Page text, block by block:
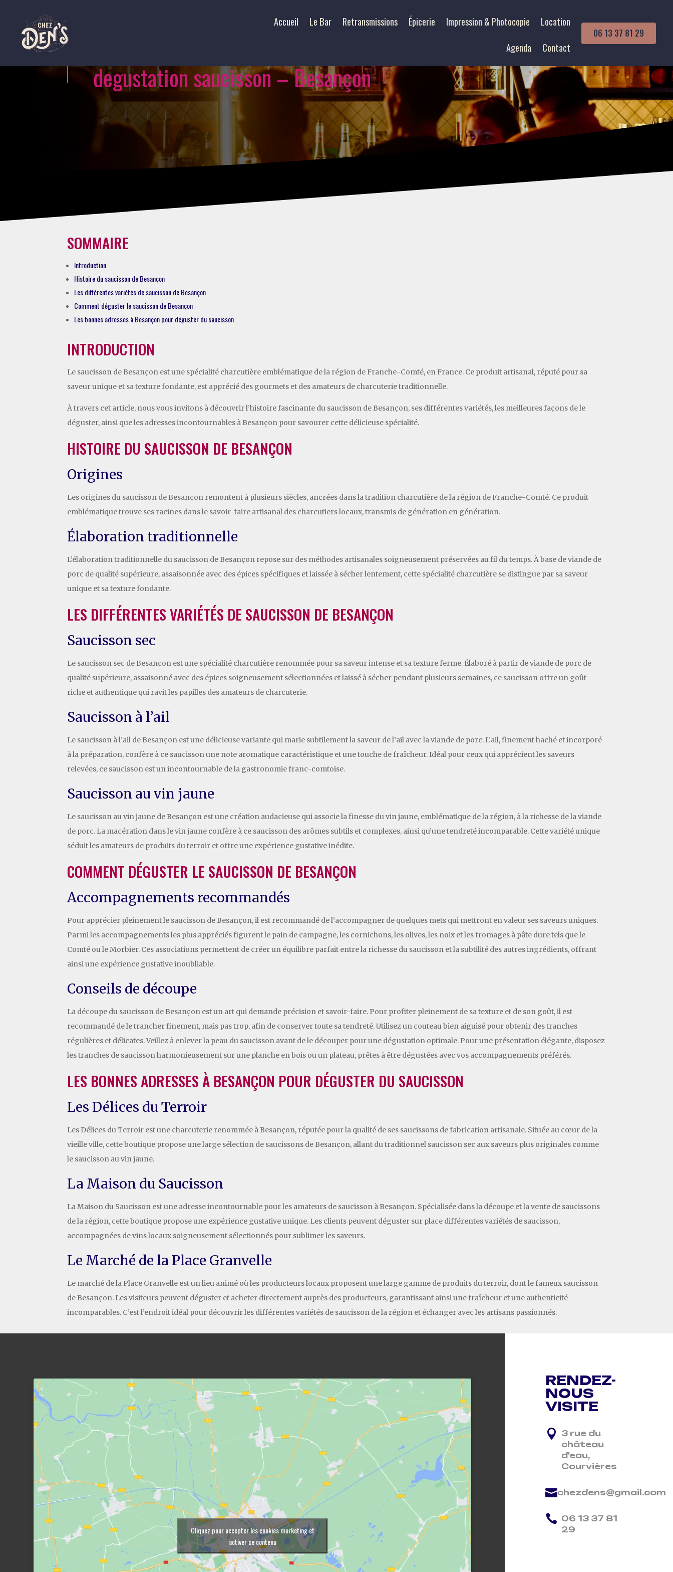
Accueil Le Bar Retransmissions Épicerie Impression & Photocopie
Location
Agenda
Contact
06 13 37 81 29
degustation saucisson – Besançon
SOMMAIRE
Introduction
Histoire du saucisson de Besançon
Les différentes variétés de saucisson de Besançon
Comment déguster le saucisson de Besançon
Les bonnes adresses à Besançon pour déguster du saucisson
INTRODUCTION
Le saucisson de Besançon est une spécialité charcutière emblématique de la région de Franche-Comté, en France. Ce produit artisanal, réputé pour sa
saveur unique et sa texture fondante, est apprécié des gourmets et des amateurs de charcuterie traditionnelle.
À travers cet article, nous vous invitons à découvrir l’histoire fascinante du saucisson de Besançon, ses différentes variétés, les meilleures façons de le
déguster, ainsi que les adresses incontournables à Besançon pour savourer cette délicieuse spécialité.
HISTOIRE DU SAUCISSON DE BESANÇON
Origines
Les origines du saucisson de Besançon remontent à plusieurs siècles, ancrées dans la tradition charcutière de la région de Franche-Comté. Ce produit
emblématique trouve ses racines dans le savoir-faire artisanal des charcutiers locaux, transmis de génération en génération.
Élaboration traditionnelle
L’élaboration traditionnelle du saucisson de Besançon repose sur des méthodes artisanales soigneusement préservées au fil du temps. À base de viande de
porc de qualité supérieure, assaisonnée avec des épices spécifiques et laissée à sécher lentement, cette spécialité charcutière se distingue par sa saveur
unique et sa texture fondante.
LES DIFFÉRENTES VARIÉTÉS DE SAUCISSON DE BESANÇON
Saucisson sec
Le saucisson sec de Besançon est une spécialité charcutière renommée pour sa saveur intense et sa texture ferme. Élaboré à partir de viande de porc de
qualité supérieure, assaisonné avec des épices soigneusement sélectionnées et laissé à sécher pendant plusieurs semaines, ce saucisson offre un goût
riche et authentique qui ravit les papilles des amateurs de charcuterie.
Saucisson à l’ail
Le saucisson à l’ail de Besançon est une délicieuse variante qui marie subtilement la saveur de l’ail avec la viande de porc. L’ail, finement haché et incorporé
à la préparation, confère à ce saucisson une note aromatique caractéristique et une touche de fraîcheur. Idéal pour ceux qui apprécient les saveurs
relevées, ce saucisson est un incontournable de la gastronomie franc-comtoise.
Saucisson au vin jaune
Le saucisson au vin jaune de Besançon est une création audacieuse qui associe la finesse du vin jaune, emblématique de la région, à la richesse de la viande
de porc. La macération dans le vin jaune confère à ce saucisson des arômes subtils et complexes, ainsi qu’une tendreté incomparable. Cette variété unique
séduit les amateurs de produits du terroir et offre une expérience gustative inédite.
COMMENT DÉGUSTER LE SAUCISSON DE BESANÇON
Accompagnements recommandés
Pour apprécier pleinement le saucisson de Besançon, il est recommandé de l’accompagner de quelques mets qui mettront en valeur ses saveurs uniques.
Parmi les accompagnements les plus appréciés figurent le pain de campagne, les cornichons, les olives, les noix et les fromages à pâte dure tels que le
Comté ou le Morbier. Ces associations permettent de créer un équilibre parfait entre la richesse du saucisson et la subtilité des autres ingrédients, offrant
ainsi une expérience gustative inoubliable.
Conseils de découpe
La découpe du saucisson de Besançon est un art qui demande précision et savoir-faire. Pour profiter pleinement de sa texture et de son goût, il est
recommandé de le trancher finement, mais pas trop, afin de conserver toute sa tendreté. Utilisez un couteau bien aiguisé pour obtenir des tranches
régulières et délicates. Veillez à enlever la peau du saucisson avant de le découper pour une dégustation optimale. Pour une présentation élégante, disposez
les tranches de saucisson harmonieusement sur une planche en bois ou un plateau, prêtes à être dégustées avec vos accompagnements préférés.
LES BONNES ADRESSES À BESANÇON POUR DÉGUSTER DU SAUCISSON
Les Délices du Terroir
Les Délices du Terroir est une charcuterie renommée à Besançon, réputée pour la qualité de ses saucissons de fabrication artisanale. Située au cœur de la
vieille ville, cette boutique propose une large sélection de saucissons de Besançon, allant du traditionnel saucisson sec aux saveurs plus originales comme
le saucisson au vin jaune.
La Maison du Saucisson
La Maison du Saucisson est une adresse incontournable pour les amateurs de saucisson à Besançon. Spécialisée dans la découpe et la vente de saucissons
de la région, cette boutique propose une expérience gustative unique. Les clients peuvent déguster sur place différentes variétés de saucisson,
accompagnées de vins locaux soigneusement sélectionnés pour sublimer les saveurs.
Le Marché de la Place Granvelle
Le marché de la Place Granvelle est un lieu animé où les producteurs locaux proposent une large gamme de produits du terroir, dont le fameux saucisson
de Besançon. Les visiteurs peuvent déguster et acheter directement auprès des producteurs, garantissant ainsi une fraîcheur et une authenticité
incomparables. C’est l’endroit idéal pour découvrir les différentes variétés de saucisson de la région et échanger avec les artisans passionnés.
Cliquez pour accepter les cookies marketing et
activer ce contenu
RENDEZ-
NOUS
VISITE
 3 rue du
château
d'eau,
Courvières
chezdens@gmail.com
 06 13 37 81
29